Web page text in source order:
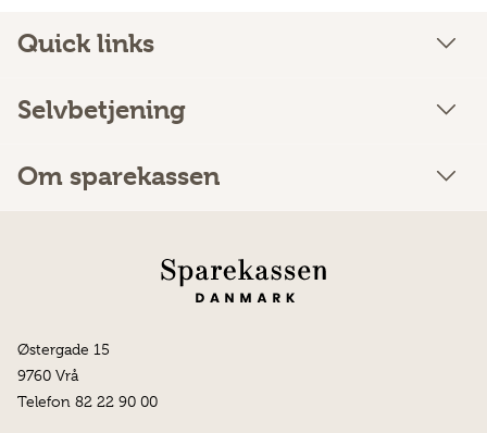
Quick links
Selvbetjening
Om sparekassen
Østergade 15
9760 Vrå
Telefon 82 22 90 00